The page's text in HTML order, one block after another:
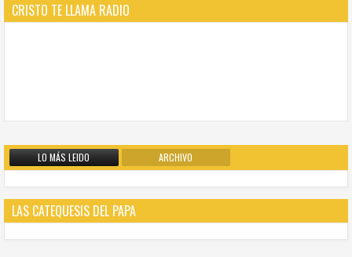
CRISTO TE LLAMA RADIO
LO MÁS LEIDO ARCHIVO
LAS CATEQUESIS DEL PAPA